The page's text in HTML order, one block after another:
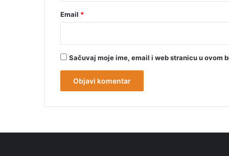
Email *
Sačuvaj moje ime, email i web stranicu u ovom